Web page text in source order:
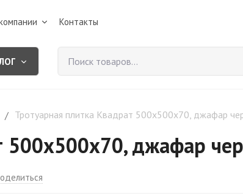
Контакты
/ Тротуарная плитка Квадрат 500х500х70, джафар
500х500х70, джафар